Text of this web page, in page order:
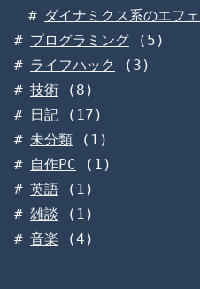
ダイナミクス系のエフ
プログラミング (5)
ライフハック
(3)
技術 (8)
日記 (17)
未分類 (1)
自作PC (1)
英語 (1)
雑談 (1)
音楽 (4)